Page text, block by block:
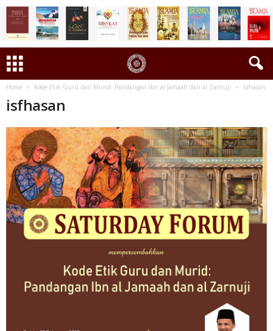
Home Kode Etik Guru dan Murid: Pandangan Ibn al Jamaah dan al Zarnuji isfhasan
isfhasan